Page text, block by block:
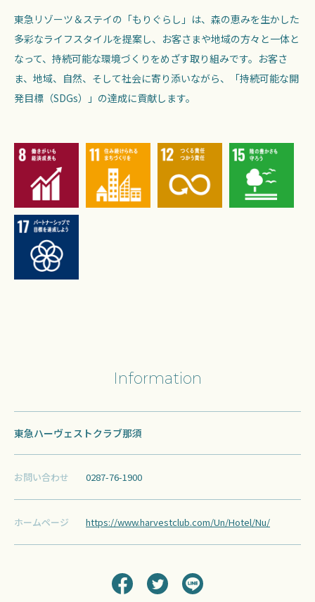
東急リゾーツ＆ステイの「もりぐらし」は、森の恵みを生かした
多彩なライフスタイルを提案し、お客さまや地域の方々と一体と
なって、持続可能な環境づくりをめざす取り組みです。お客さ
ま、地域、自然、そして社会に寄り添いながら、「持続可能な開
発目標（SDGs）」の達成に貢献します。
Information
東急ハーヴェストクラブ那須
お問い合わせ 0287-76-1900
ホームページ https://www.harvestclub.com/Un/Hotel/Nu/